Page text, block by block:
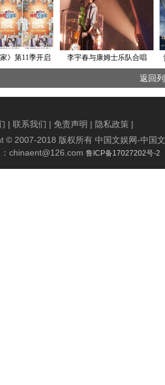
》第11季开启
房屋
李宇春与康姆士乐队合唱
《恐龙一样勇敢》 讲述小女
孩与病魔抗争的故事
返回
| 联系我们 | 免责声明 | 隐私政策 |
© 2007-2018 版权所有 中国文娱网-中国
chinaent@126.com 鲁ICP备17027202号-2